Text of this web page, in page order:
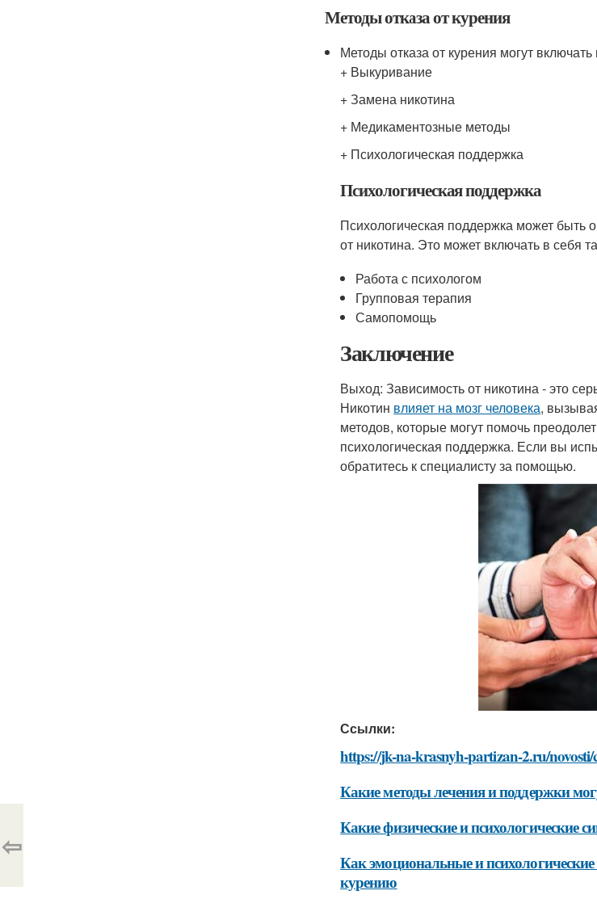
Методы отказа от курения
Методы отказа от курения могут
+ Выкуривание
+ Замена никотина
+ Медикаментозные методы
+ Психологическая поддержка
Психологическая поддержка
Психологическая поддержка может быть
от никотина. Это может включать в себя
Работа с психологом
Групповая терапия
Самопомощь
Заключение
Выход: Зависимость от никотина - это
Никотин влияет на мозг человека,
методов, которые могут помочь
психологическая поддержка. Если вы
обратитесь к специалисту за помощью.
Ссылки:
https://jk-na-krasnyh-partizan-2.ru/
Какие методы лечения и поддержки
Какие физические и психологические
Как эмоциональные и психологические
курению
⇦